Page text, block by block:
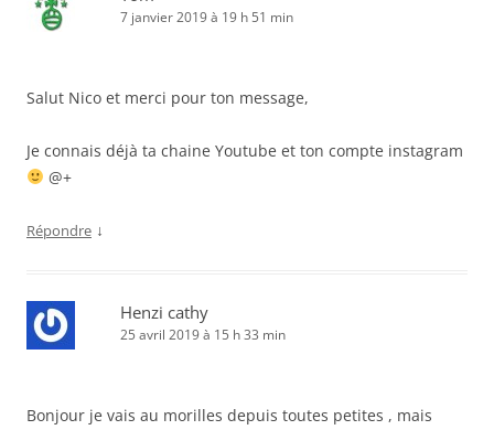
7 janvier 2019 à 19 h 51 min
Salut Nico et merci pour ton message,
Je connais déjà ta chaine Youtube et ton compte instagram
@+
Répondre ↓
Henzi cathy
25 avril 2019 à 15 h 33 min
Bonjour je vais au morilles depuis toutes petites , mais